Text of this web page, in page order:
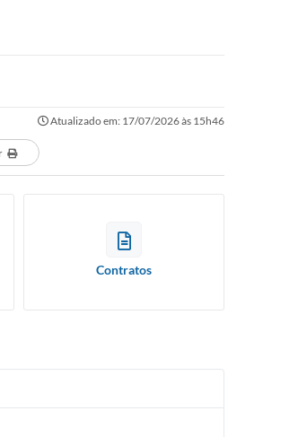
Atualizado em: 17/07/2026 às 15h46
Contratos